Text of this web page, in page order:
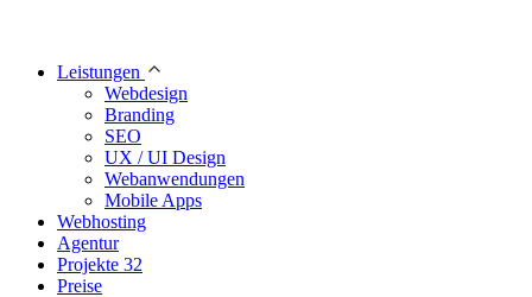
Leistungen
Webdesign
Branding
SEO
UX / UI Design
Webanwendungen
Mobile Apps
Webhosting
Agentur
Projekte 32
Preise